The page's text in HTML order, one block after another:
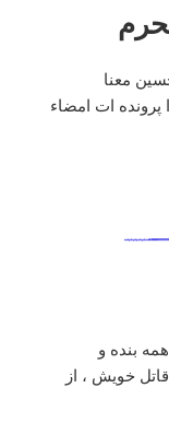
معنا
ات امضاء
بنده و
خويش ، از